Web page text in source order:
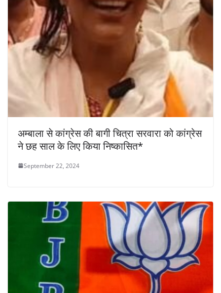
अम्बाला से कांग्रेस की बागी चित्रा सरवारा को कांग्रेस
ने छह साल के लिए किया निष्कासित*
September 22, 2024